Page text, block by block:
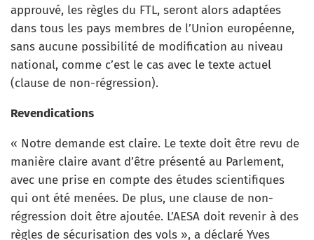
approuvé, les règles du FTL, seront alors adaptées
dans tous les pays membres de l’Union européenne,
sans aucune possibilité de modification au niveau
national, comme c’est le cas avec le texte actuel
(clause de non-régression).
Revendications
« Notre demande est claire. Le texte doit être revu de
manière claire avant d’être présenté au Parlement,
avec une prise en compte des études scientifiques
qui ont été menées. De plus, une clause de non-
régression doit être ajoutée. L’AESA doit revenir à des
règles de sécurisation des vols », a déclaré Yves